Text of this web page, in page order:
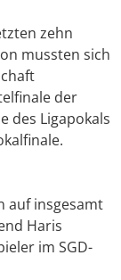
zehn
mussten sich
der
des Ligapokals
auf insgesamt
Haris
im SGD-